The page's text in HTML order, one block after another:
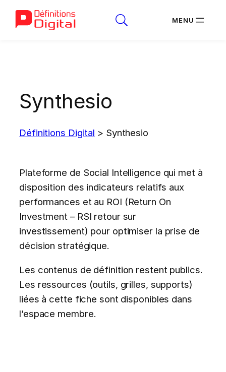
Synthesio
Définitions Digital > Synthesio
Plateforme de Social Intelligence qui met à
disposition des indicateurs relatifs aux
performances et au ROI (Return On
Investment – RSI retour sur
investissement) pour optimiser la prise de
décision stratégique.
Les contenus de définition restent publics.
Les ressources (outils, grilles, supports)
liées à cette fiche sont disponibles dans
l’espace membre.